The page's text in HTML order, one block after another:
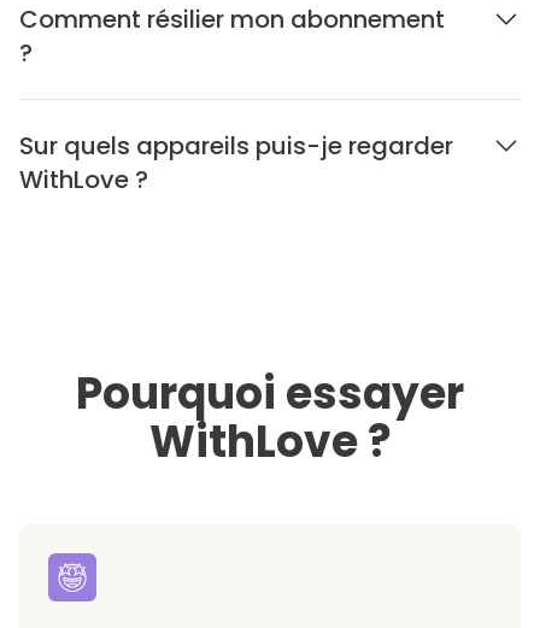
Comment résilier mon abonnement
?
Sur quels appareils puis-je regarder
WithLove ?
Pourquoi essayer
WithLove ?